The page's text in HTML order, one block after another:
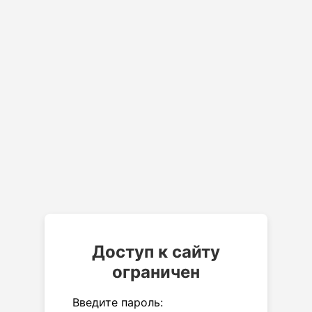
Доступ к сайту
ограничен
Введите пароль: